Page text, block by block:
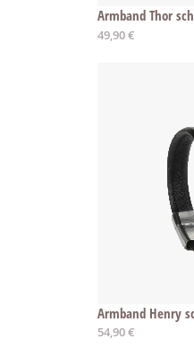
Ab
49,90 €
Ab
54,90 €